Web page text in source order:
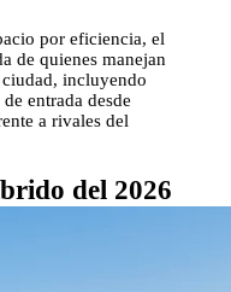
por eficiencia, el
de quienes manejan
incluyendo
entrada desde
a rivales del
del 2026